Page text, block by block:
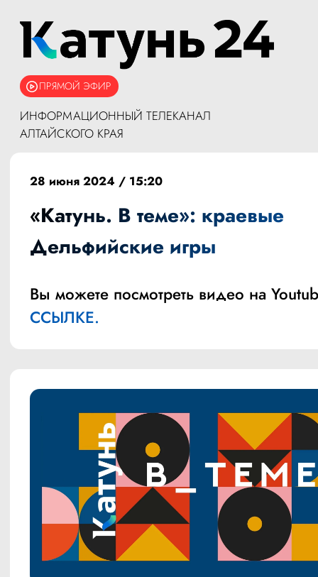
ПРЯМОЙ ЭФИР
ИНФОРМАЦИОННЫЙ ТЕЛЕКАНАЛ
АЛТАЙСКОГО КРАЯ
28 июня 2024 / 15:20
«Катунь. В теме»: краевые
Дельфийские игры
Вы можете посмотреть видео на
ССЫЛКЕ.